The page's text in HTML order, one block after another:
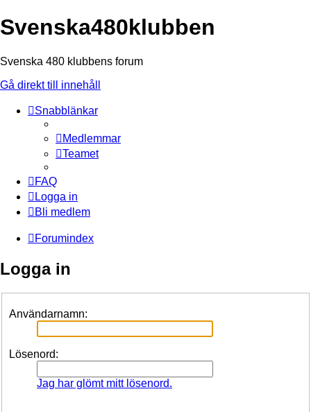
Svenska480klubben
Svenska 480 klubbens forum
Gå direkt till innehåll
Snabblänkar
Medlemmar
Teamet
FAQ
Logga in
Bli medlem
Forumindex
Logga in
Användarnamn:
Lösenord:
Jag har glömt mitt lösenord.